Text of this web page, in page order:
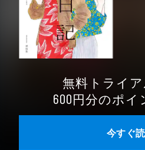
無料トライ
600円分のポイ
今すぐ